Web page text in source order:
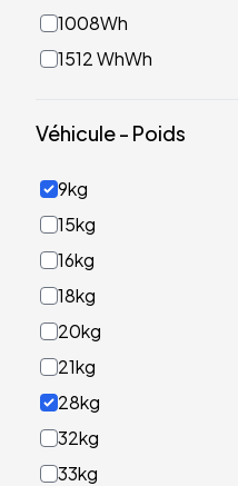
1008Wh
1512 WhWh
Véhicule - Poids
9kg
15kg
16kg
18kg
20kg
21kg
28kg
32kg
33kg